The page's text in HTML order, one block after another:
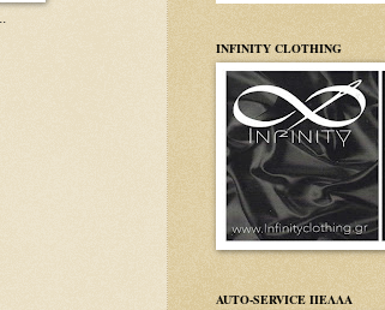
INFINITY CLOTHING
AUTO-SERVICE ΠΕΛΛΑ